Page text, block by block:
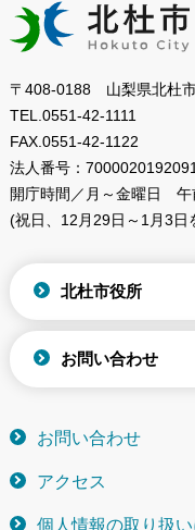
〒408-0188 山梨県北杜
TEL. 0551-42-1111
FAX. 0551-42-1122
法人番号： 7000020192091
開庁時間／月～金曜日
午
(祝日、12月29日～1月3日
北杜市役所
お問い合わせ
お問い合わせ
アクセス
個人情報の取り扱